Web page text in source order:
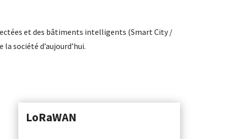
et des bâtiments intelligents (Smart City /
société d’aujourd’hui.
LoRaWAN